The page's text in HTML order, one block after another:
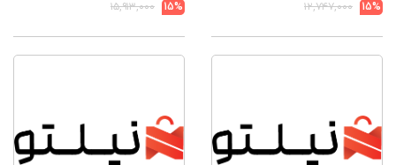
15%
۱۲,۷۴۷,۰۰۰
15%
۱۵,۹۱۳,۰۰۰